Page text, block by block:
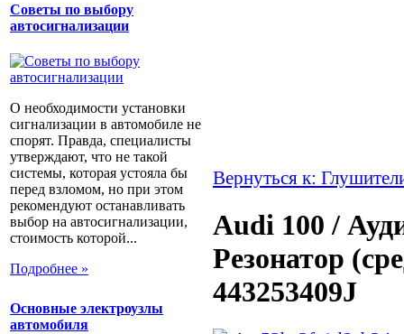
Советы по выбору
автосигнализации
О необходимости установки
сигнализации в автомобиле не
спорят. Правда, специалисты
утверждают, что не такой
системы, которая устояла бы
перед взломом, но при этом
рекомендуют останавливать
выбор на автосигнализации,
стоимость которой...
Подробнее »
Основные электроузлы
автомобиля
Вернуться к:
Audi 100 /
Резонатор
443253409J